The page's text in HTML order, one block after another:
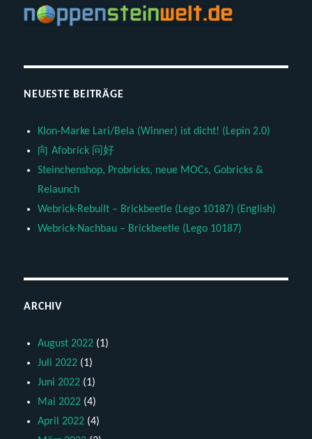
NEUESTE BEITRÄGE
Klon-Marke Lari/Bela (Winner) ist dicht! (Lepin 2.0)
向 Afobrick 问好
Steinchenshop, Probricks, neue MOCs, Gobricks &
Relaunch
Webrick-Rebuilt – Brickbeetle (Lego 10187) (English)
Webrick-Nachbau – Brickbeetle (Lego 10187)
ARCHIV
August 2022 (1)
Juli 2022 (1)
Juni 2022 (1)
Mai 2022 (4)
April 2022 (4)